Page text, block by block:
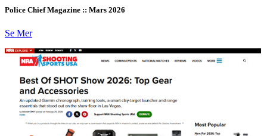
Police Chief Magazine :: Mars 2026
Se Mer